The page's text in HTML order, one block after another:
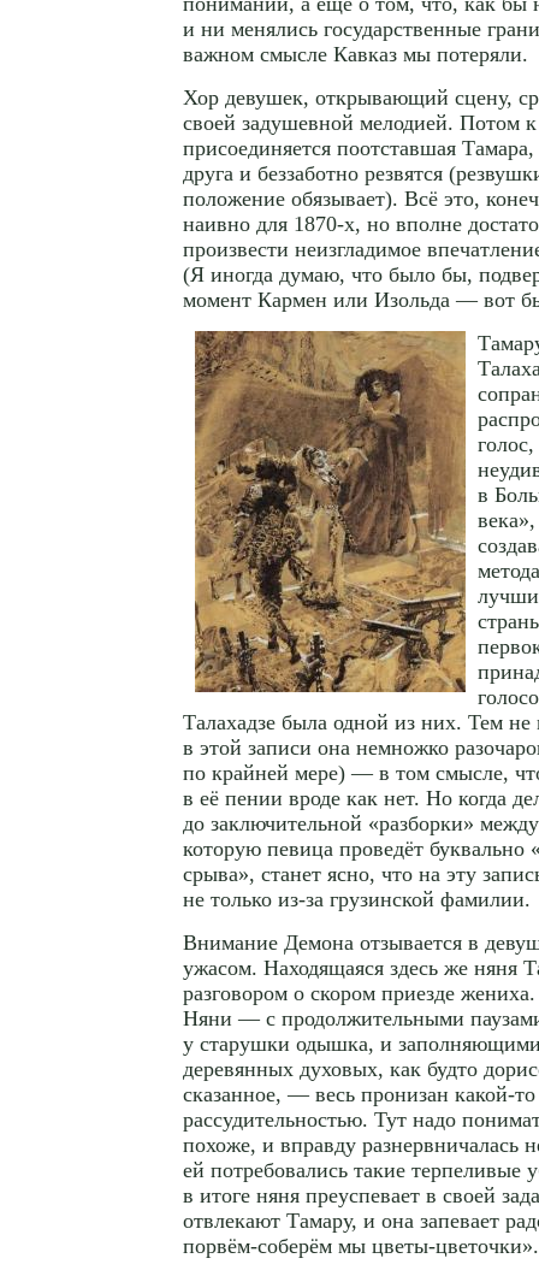
и ни менялись государственные
важном смысле Кавказ мы потеряли.
Хор девушек, открывающий сцену,
своей задушевной мелодией. Потом
присоединяется поотставшая
друга и беззаботно резвятся
положение обязывает). Всё это,
наивно для 1870-х, но вполне
произвести неизгладимое
(Я иногда думаю, что было бы,
момент Кармен или Изольда — вот
в
Талахадзе была одной из них. Тем не
в этой записи она немножко
по крайней мере) — в том смысле,
в её пении вроде как нет. Но когда
до заключительной «разборки»
которую певица проведёт буквально
срыва», станет ясно, что на эту
не только из-за грузинской фамилии.
Внимание Демона отзывается в
ужасом. Находящаяся здесь же няня
разговором о скором приезде
Няни — с продолжительными
у старушки одышка, и
деревянных духовых, как будто
сказанное, — весь пронизан какой-то
рассудительностью. Тут надо
похоже, и вправду разнервничалась
ей потребовались такие терпеливые
в итоге няня преуспевает в своей
отвлекают Тамару, и она запевает
порвём-соберём мы цветы-цветочки».